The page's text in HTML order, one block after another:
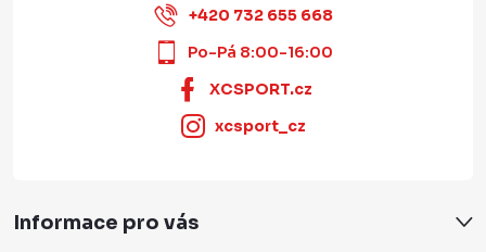
+420 732 655 668
Po-Pá 8:00-16:00
XCSPORT.cz
xcsport_cz
Informace pro vás